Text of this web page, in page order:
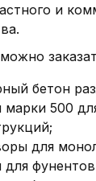
и
бетон
марки 500
для
для